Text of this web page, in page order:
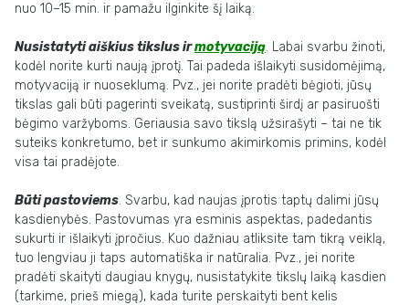
nuo 10–15 min. ir pamažu ilginkite šį laiką.
Nusistatyti aiškius tikslus irmotyvaciją. Labai svarbu žinoti,
kodėl norite kurti naują įprotį. Tai padeda išlaikyti susidomėjimą,
motyvaciją ir nuoseklumą. Pvz., jei norite pradėti bėgioti, jūsų
tikslas gali būti pagerinti sveikatą, sustiprinti širdį ar pasiruošti
bėgimo varžyboms. Geriausia savo tikslą užsirašyti – tai ne tik
suteiks konkretumo, bet ir sunkumo akimirkomis primins, kodėl
visa tai pradėjote.
Būti pastoviems. Svarbu, kad naujas įprotis taptų dalimi jūsų
kasdienybės. Pastovumas yra esminis aspektas, padedantis
sukurti ir išlaikyti įpročius. Kuo dažniau atliksite tam tikrą veiklą,
tuo lengviau ji taps automatiška ir natūralia. Pvz., jei norite
pradėti skaityti daugiau knygų, nusistatykite tikslų laiką kasdien
(tarkime, prieš miegą), kada turite perskaityti bent kelis